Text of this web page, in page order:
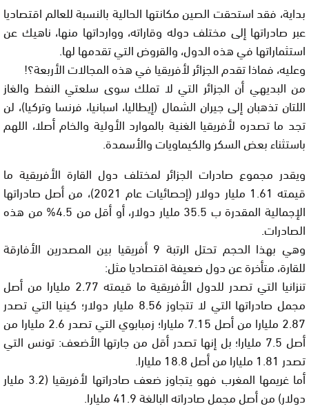
بداية، فقد استحقت الصين مكانتها الحالية بالنسبة للعالم اقتصاديا
عبر صادراتها إلى مختلف دوله وقاراته، ووارداتها منها، ناهيك عن
استثماراتها في هذه الدول، والقروض التي تقدمها لها.
وعليه، فماذا تقدم الجزائر لأفريقيا في هذه المجالات الأربعة؟!
من البديهي أن الجزائر التي لا تملك سوى سلعتي النفط والغاز
اللتان تذهبان إلى جيران الشمال (إيطاليا، اسبانيا، فرنسا وتركيا)، لن
تجد ما تصدره لأفريقيا الغنية بالموارد الأولية والخام أصلا، اللهم
باستثناء بعض السكر والكيماويات والأسمدة.
ويقدر مجموع صادرات الجزائر لمختلف دول القارة الأفريقية ما
قيمته 1.61 مليار دولار (إحصائيات عام 2021)، من أصل صادراتها
الإجمالية المقدرة ب 35.5 مليار دولار، أو أقل من 4.5% من هذه
الصادرات.
وهي بهذا الحجم تحتل الرتبة 9 أفريقيا بين المصدرين الأفارقة
للقارة، متأخرة عن دول ضعيفة اقتصاديا مثل:
تنزانيا التي تصدر للدول الأفريقية ما قيمته 2.77 مليارا من أصل
مجمل صادراتها التي لا تتجاوز 8.56 مليار دولار؛ كينيا التي تصدر
2.87 مليارا من أصل 7.15 مليارا؛ زمبابوي التي تصدر 2.6 مليارا من
أصل 7.5 مليارا؛ بل إنها تصدر أقل من جارتها الأضعف: تونس التي
تصدر 1.81 مليارا من أصل 18.8 مليارا.
أما غريمها المغرب فهو يتجاوز ضعف صادراتها لأفريقيا (3.2 مليار
دولار) من أصل مجمل صادراته البالغة 41.9 مليارا.